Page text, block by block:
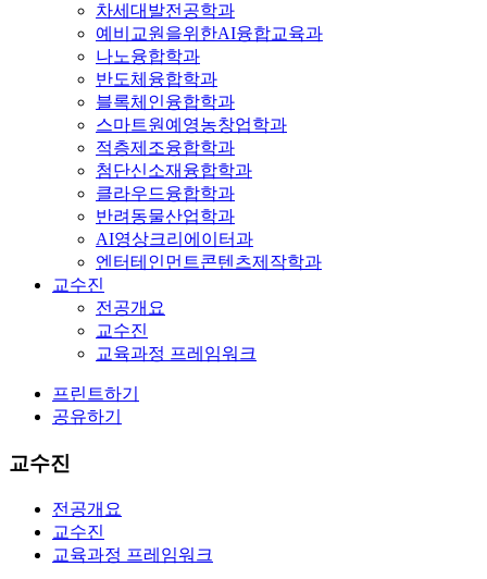
차세대발전공학과
예비교원을위한AI융합교육과
나노융합학과
반도체융합학과
블록체인융합학과
스마트원예영농창업학과
적층제조융합학과
첨단신소재융합학과
클라우드융합학과
반려동물산업학과
AI영상크리에이터과
엔터테인먼트콘텐츠제작학과
교수진
전공개요
교수진
교육과정 프레임워크
프린트하기
공유하기
교수진
전공개요
교수진
교육과정 프레임워크